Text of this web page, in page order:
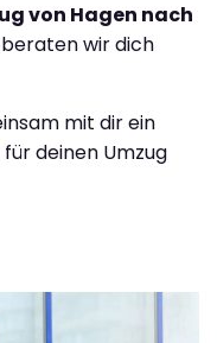
von Hagen nach
beraten wir dich
mit dir ein
für deinen Umzug